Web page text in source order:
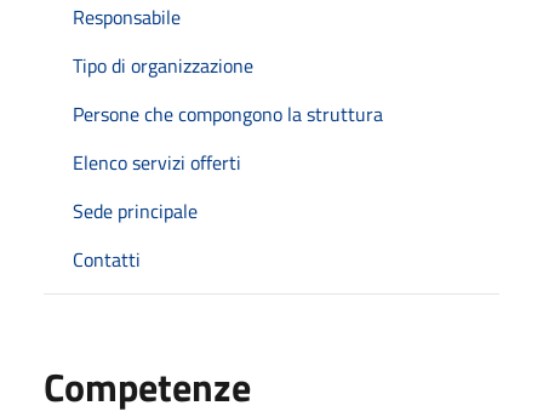
Responsabile
Tipo di organizzazione
Persone che compongono la struttura
Elenco servizi offerti
Sede principale
Contatti
Competenze